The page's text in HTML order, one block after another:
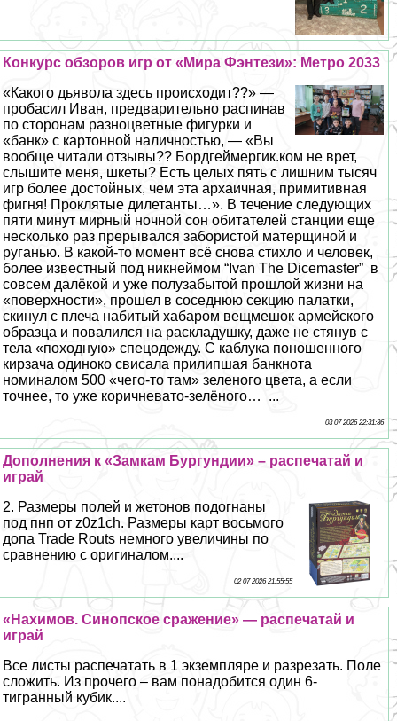
Конкурс обзоров игр от «Мира Фэнтези»: Метро 2033
«Какого дьявола здесь происходит??» —
пробасил Иван, предварительно распинав
по сторонам разноцветные фигурки и
«банк» с картонной наличностью, — «Вы
вообще читали отзывы?? Бордгeймергик.ком не врет,
слышите меня, шкеты? Есть целых пять с лишним тысяч
игр более достойных, чем эта архаичная, примитивная
фигня! Проклятые дилетанты…». В течение следующих
пяти минут мирный ночной сон обитателей станции еще
несколько раз прерывался забористой матерщиной и
руганью. В какой-то момент всё снова стихло и человек,
более известный под никнеймом “Ivan The Dicemaster” в
совсем далёкой и уже полузабытой прошлой жизни на
«поверхности», прошел в соседнюю секцию палатки,
скинул с плеча набитый хабаром вещмешок армейского
образца и повалился на раскладушку, даже не стянув с
тела «походную» спецодежду. С каблука поношенного
кирзача одиноко свисала прилипшая банкнота
номиналом 500 «чего-то там» зеленого цвета, а если
точнее, то уже коричневато-зелёного… ...
03 07 2026 22:31:36
Дополнения к «Замкам Бургундии» – распечатай и
играй
2. Размеры полей и жетонов подогнаны
под пнп от z0z1ch. Размеры карт восьмого
допа Trade Routs немного увеличины по
сравнению с оригиналом....
02 07 2026 21:55:55
«Нахимов. Синопское сражение» — распечатай и
играй
Все листы распечатать в 1 экземпляре и разрезать. Поле
сложить. Из прочего – вам понадобится один 6-
тигранный кубик....